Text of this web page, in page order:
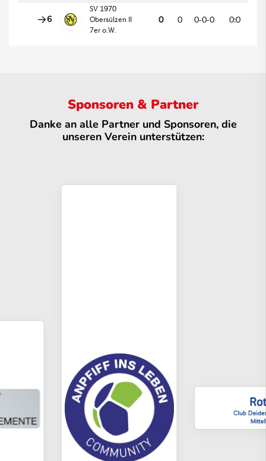
Sponsoren & Partner
Danke an alle Partner und Sponsoren, die
unseren Verein unterstützen: